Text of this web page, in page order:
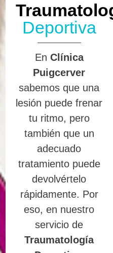
Deportiva
En Clínica
Puigcerver
sabemos que una
lesión puede frenar
tu ritmo, pero
también que un
adecuado
tratamiento puede
devolvértelo
rápidamente. Por
eso, en nuestro
servicio de
Traumatología